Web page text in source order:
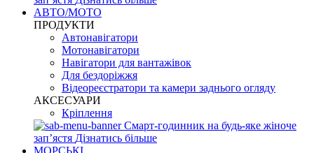
АВТО/МОТО
ПРОДУКТИ
Автонавігатори
Мотонавігатори
Навігатори для вантажівок
Для бездоріжжя
Відеореєстратори та камери заднього огляду
АКСЕСУАРИ
Кріплення
Смарт-годинник на будь-яке жіноче
запʼястя Дізнатись більше
МОРСЬКІ